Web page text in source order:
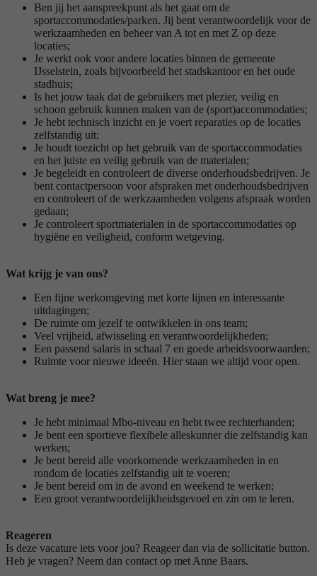
Ben jij het aanspreekpunt als het gaat om de
sportaccommodaties/parken. Jij bent verantwoordelijk voor de
werkzaamheden en beheer van A tot en met Z op deze
locaties;
Je werkt ook voor andere locaties binnen de gemeente
IJsselstein, zoals bijvoorbeeld het stadskantoor en het oude
stadhuis;
Is het jouw taak dat de gebruikers met plezier, veilig en
schoon gebruik kunnen maken van de (sport)accommodaties;
Je hebt technisch inzicht en je voert reparaties op de locaties
zelfstandig uit;
Je houdt toezicht op het gebruik van de sportaccommodaties
en het juiste en veilig gebruik van de materialen;
Je begeleidt en controleert de diverse onderhoudsbedrijven. Je
bent contactpersoon voor afspraken met onderhoudsbedrijven
en controleert of de werkzaamheden volgens afspraak worden
gedaan;
Je controleert sportmaterialen in de sportaccommodaties op
hygiëne en veiligheid, conform wetgeving.
Wat krijg je van ons?
Een fijne werkomgeving met korte lijnen en interessante
uitdagingen;
De ruimte om jezelf te ontwikkelen in ons team;
Veel vrijheid, afwisseling en verantwoordelijkheden;
Een passend salaris in schaal 7 en goede arbeidsvoorwaarden;
Ruimte voor nieuwe ideeën. Hier staan we altijd voor open.
Wat breng je mee?
Je hebt minimaal Mbo-niveau en hebt twee rechterhanden;
Je bent een sportieve flexibele alleskunner die zelfstandig kan
werken;
Je bent bereid alle voorkomende werkzaamheden in en
rondom de locaties zelfstandig uit te voeren;
Je bent bereid om in de avond en weekend te werken;
Een groot verantwoordelijkheidsgevoel en zin om te leren.
Reageren
Is deze vacature iets voor jou? Reageer dan via de sollicitatie button.
Heb je vragen? Neem dan contact op met Anne Baars.